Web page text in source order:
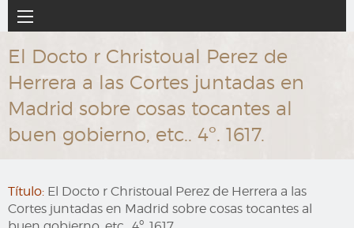
al
contenido
principal
Navegación
principal
El Docto r Christoual Perez de
Herrera a las Cortes juntadas en
Madrid sobre cosas tocantes al
buen gobierno, etc.. 4º. 1617.
Título: El Docto r Christoual Perez de Herrera a las
Cortes juntadas en Madrid sobre cosas tocantes al